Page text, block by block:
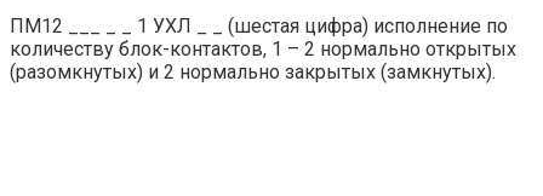
ПМ12 ___ _ _ 1 УХЛ _ _ (шестая цифра) исполнение по
количеству блок-контактов, 1 – 2 нормально открытых
(разомкнутых) и 2 нормально закрытых (замкнутых).